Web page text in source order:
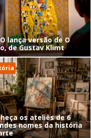
lança versão de O
de Gustav Klimt
os ateliês de 6
nomes da história